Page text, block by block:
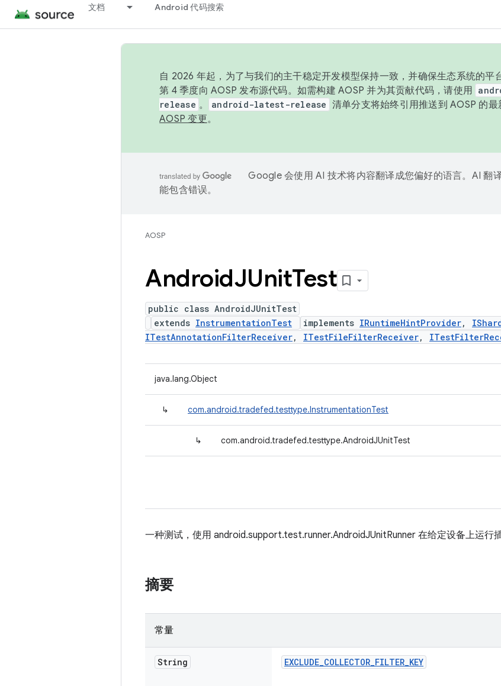
文档 Android 代码搜索
自 2026 年起，为了与我们的主干稳定开发模型保持一致，并确保生态系统的平
第 4 季度向 AOSP 发布源代码。如需构建 AOSP 并为其贡献代码，请使用
release 。 android-latest-release 清单分支将始终引用推送到 AOSP 的
AOSP 变更。
Google 会使用 AI 技术将内容翻译成您偏好的语言。AI 翻
能包含错误。
AOSP
AndroidJUnitTest
public class AndroidJUnitTest
extends InstrumentationTest implements IRuntimeHintProvider,
ITestAnnotationFilterReceiver, ITestFileFilterReceiver,
java.lang.Object
↳ com.android.tradefed.testtype.InstrumentationTest
↳ com.android.tradefed.testtype.AndroidJUnitTest
一种测试，使用 android.support.test.runner.AndroidJUnitRunner 在给定设备上运行
摘要
常量
String EXCLUDE_COLLECTOR_FILTER_KEY